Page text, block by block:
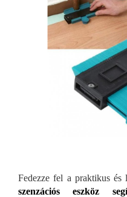
Fedezze fel a praktikus és
szenzációs eszköz